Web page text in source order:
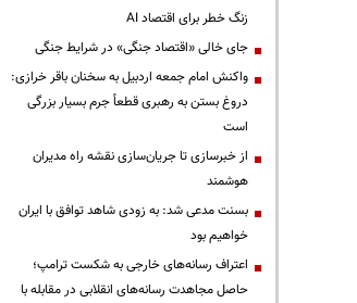
زنگ خطر برای اقتصاد AI
جای خالی «اقتصاد جنگی» در شرایط جنگی
واکنش امام جمعه اردبیل به سخنان باقر خرازی:
دروغ بستن به رهبری قطعاً جرم بسیار بزرگی
است
از خبرسازی تا جریان‌سازی نقشه راه مدیران
هوشمند
بسنت مدعی شد: به زودی شاهد توافق با ایران
خواهیم بود
اعتراف رسانه‌های خارجی به شکست ترامپ؛
حاصل مجاهدت رسانه‌های انقلابی در مقابله با